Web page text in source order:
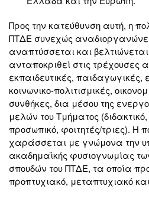
Προς την κατεύθυνση αυτή, η
ΠΤΔΕ συνεχώς
αναπτύσσεται και
ανταποκριθεί στις τρέχουσες
εκπαιδευτικές, παιδαγωγικές,
κοινωνικο-πολιτισμικές,
συνθήκες, δια μέσου της
μελών του Τμήματος (διδακτικό,
προσωπικό, φοιτητές/τριες). Η
χαράσσεται με γνώμονα την
ακαδημαϊκής φυσιογνωμίας
σπουδών του ΠΤΔΕ, τα οποία
προπτυχιακό, μεταπτυχιακό